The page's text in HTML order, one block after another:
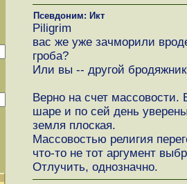
Псевдоним: Икт
Piligrim
вас же уже зачморили
гроба?
Или вы -- другой
Верно на счет
шаре и по сей день
земля плоская.
Массовостью религия
что-то не тот аргумент
Отлучить, однозначно.